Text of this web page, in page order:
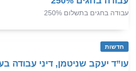
עבודה בחגים בתשלום 250%
חדשות
עו”ד יעקב שניטמן, דיני עבודה